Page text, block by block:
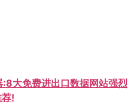
:8大免费进出口数据网站强烈
!